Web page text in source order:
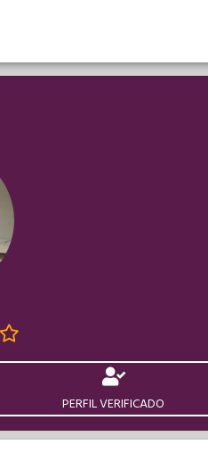
PERFIL VERIFICADO